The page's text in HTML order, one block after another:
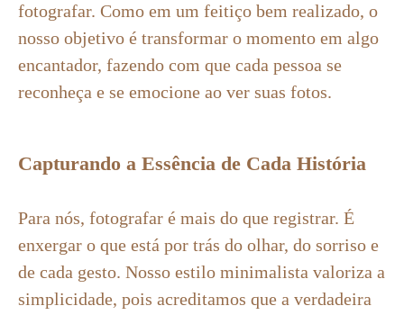
fotografar. Como em um feitiço bem realizado, o
nosso objetivo é transformar o momento em algo
encantador, fazendo com que cada pessoa se
reconheça e se emocione ao ver suas fotos.
Capturando a Essência de Cada História
Para nós, fotografar é mais do que registrar. É
enxergar o que está por trás do olhar, do sorriso e
de cada gesto. Nosso estilo minimalista valoriza a
simplicidade, pois acreditamos que a verdadeira